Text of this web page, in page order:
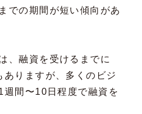
での期間が短い傾向があ
、融資を受けるまでに
りますが、多くのビジ
週間〜10日程度で融資を